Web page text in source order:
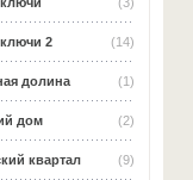
(3)
(14)
2
(1)
долина
(2)
дом
(9)
квартал